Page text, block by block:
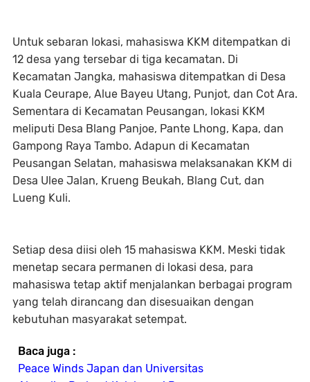
Untuk sebaran lokasi, mahasiswa KKM ditempatkan di
12 desa yang tersebar di tiga kecamatan. Di
Kecamatan Jangka, mahasiswa ditempatkan di Desa
Kuala Ceurape, Alue Bayeu Utang, Punjot, dan Cot Ara.
Sementara di Kecamatan Peusangan, lokasi KKM
meliputi Desa Blang Panjoe, Pante Lhong, Kapa, dan
Gampong Raya Tambo. Adapun di Kecamatan
Peusangan Selatan, mahasiswa melaksanakan KKM di
Desa Ulee Jalan, Krueng Beukah, Blang Cut, dan
Lueng Kuli.
Setiap desa diisi oleh 15 mahasiswa KKM. Meski tidak
menetap secara permanen di lokasi desa, para
mahasiswa tetap aktif menjalankan berbagai program
yang telah dirancang dan disesuaikan dengan
kebutuhan masyarakat setempat.
Baca juga :
Peace Winds Japan dan Universitas